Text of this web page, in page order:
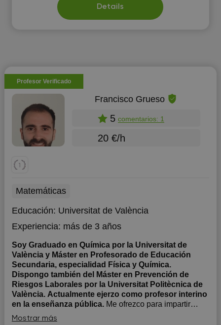
Details
Profesor Verificado
Francisco Grueso
5 comentarios: 1
20 €/h
Matemáticas
Educación: Universitat de València
Experiencia: más de 3 años
Soy Graduado en Química por la Universitat de
València y Máster en Profesorado de Educación
Secundaria, especialidad Física y Química.
Dispongo también del Máster en Prevención de
Riesgos Laborales por la Universitat Politècnica de
València. Actualmente ejerzo como profesor interino
en la enseñanza pública. Me ofrezco para impartir
clases particulares de ciencias (Matemáticas, Física y
Mostrar más